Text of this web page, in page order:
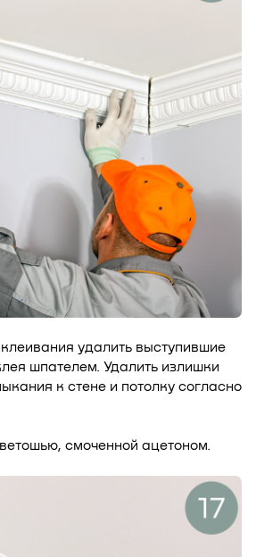
удалить выступившие
шпателем. Удалить излишки
к стене и потолку согласно
смоченной ацетоном.